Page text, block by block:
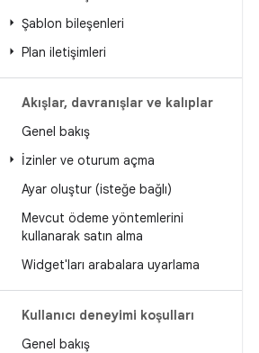
Şablon bileşenleri
Plan iletişimleri
Akışlar, davranışlar ve kalıplar
Genel bakış
İzinler ve oturum açma
Ayar oluştur (isteğe bağlı)
Mevcut ödeme yöntemlerini
kullanarak satın alma
Widget'ları arabalara uyarlama
Kullanıcı deneyimi koşulları
Genel bakış